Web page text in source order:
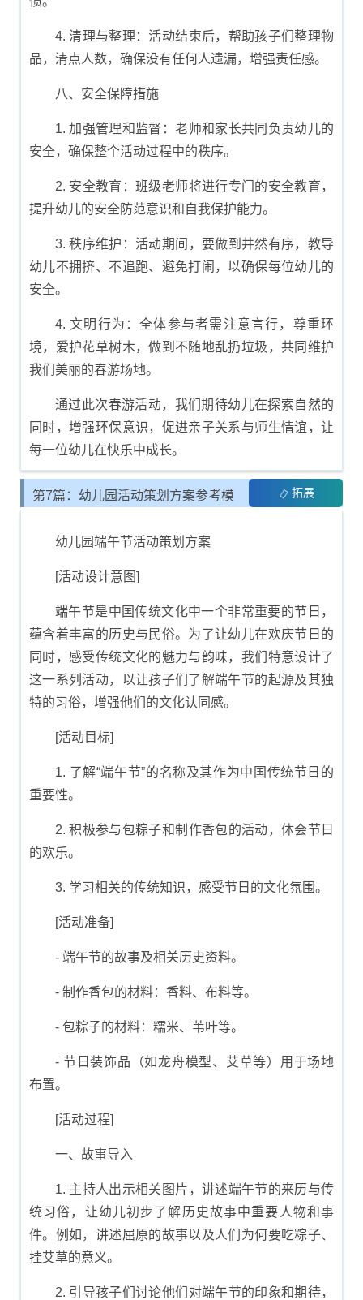
4. 清理与整理：活动结束后，帮助孩子们整理物
品，清点人数，确保没有任何人遗漏，增强责任感。
八、安全保障措施
1. 加强管理和监督：老师和家长共同负责幼儿的
安全，确保整个活动过程中的秩序。
2. 安全教育：班级老师将进行专门的安全教育，
提升幼儿的安全防范意识和自我保护能力。
3. 秩序维护：活动期间，要做到井然有序，教导
幼儿不拥挤、不追跑、避免打闹，以确保每位幼儿的
安全。
4. 文明行为：全体参与者需注意言行，尊重环
境，爱护花草树木，做到不随地乱扔垃圾，共同维护
我们美丽的春游场地。
通过此次春游活动，我们期待幼儿在探索自然的
同时，增强环保意识，促进亲子关系与师生情谊，让
每一位幼儿在快乐中成长。
第7篇：幼儿园活动策划方案参考模 拓展
幼儿园端午节活动策划方案
[活动设计意图]
端午节是中国传统文化中一个非常重要的节日，
蕴含着丰富的历史与民俗。为了让幼儿在欢庆节日的
同时，感受传统文化的魅力与韵味，我们特意设计了
这一系列活动，以让孩子们了解端午节的起源及其独
特的习俗，增强他们的文化认同感。
[活动目标]
1. 了解“端午节”的名称及其作为中国传统节日的
重要性。
2. 积极参与包粽子和制作香包的活动，体会节日
的欢乐。
3. 学习相关的传统知识，感受节日的文化氛围。
[活动准备]
- 端午节的故事及相关历史资料。
- 制作香包的材料：香料、布料等。
- 包粽子的材料：糯米、苇叶等。
- 节日装饰品（如龙舟模型、艾草等）用于场地
布置。
[活动过程]
一、故事导入
1. 主持人出示相关图片，讲述端午节的来历与传
统习俗，让幼儿初步了解历史故事中重要人物和事
件。例如，讲述屈原的故事以及人们为何要吃粽子、
挂艾草的意义。
2. 引导孩子们讨论他们对端午节的印象和期待，